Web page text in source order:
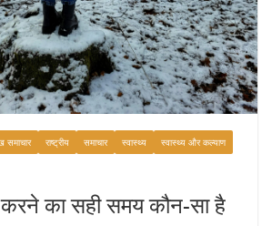
समाचार राष्ट्रीय समाचार स्वास्थ्य
स्वास्थ्य और कल्याण
करने का सही समय कौन-सा है